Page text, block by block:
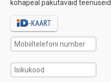
kohapeal pakutavaid teenuseid.